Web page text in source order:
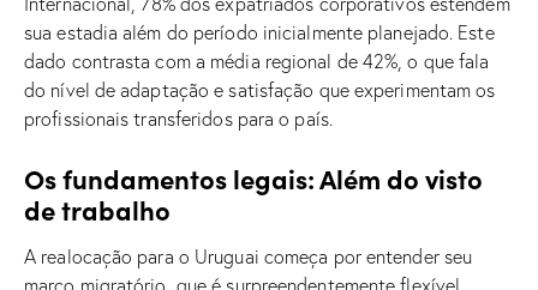
sua estadia além do período inicialmente planejado. Este
dado contrasta com a média regional de 42%, o que fala
do nível de adaptação e satisfação que experimentam os
profissionais transferidos para o país.
Os fundamentos legais: Além do visto
de trabalho
A realocação para o Uruguai começa por entender seu
marco migratório, que é surpreendentemente flexível